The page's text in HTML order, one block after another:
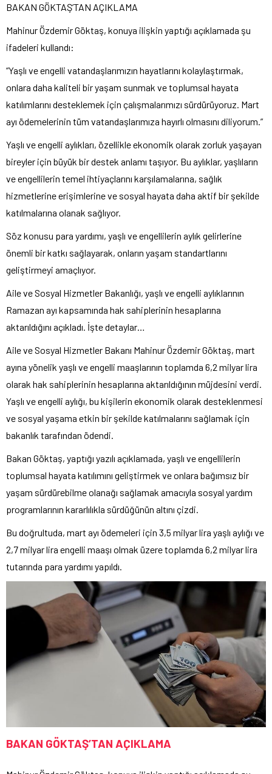
BAKAN GÖKTAŞ’TAN AÇIKLAMA
Mahinur Özdemir Göktaş, konuya ilişkin yaptığı açıklamada şu
ifadeleri kullandı:
“Yaşlı ve engelli vatandaşlarımızın hayatlarını kolaylaştırmak,
onlara daha kaliteli bir yaşam sunmak ve toplumsal hayata
katılımlarını desteklemek için çalışmalarımızı sürdürüyoruz. Mart
ayı ödemelerinin tüm vatandaşlarımıza hayırlı olmasını diliyorum.”
Yaşlı ve engelli aylıkları, özellikle ekonomik olarak zorluk yaşayan
bireyler için büyük bir destek anlamı taşıyor. Bu aylıklar, yaşlıların
ve engellilerin temel ihtiyaçlarını karşılamalarına, sağlık
hizmetlerine erişimlerine ve sosyal hayata daha aktif bir şekilde
katılmalarına olanak sağlıyor.
Söz konusu para yardımı, yaşlı ve engellilerin aylık gelirlerine
önemli bir katkı sağlayarak, onların yaşam standartlarını
geliştirmeyi amaçlıyor.
Aile ve Sosyal Hizmetler Bakanlığı, yaşlı ve engelli aylıklarının
Ramazan ayı kapsamında hak sahiplerinin hesaplarına
aktarıldığını açıkladı. İşte detaylar…
Aile ve Sosyal Hizmetler Bakanı Mahinur Özdemir Göktaş, mart
ayına yönelik yaşlı ve engelli maaşlarının toplamda 6,2 milyar lira
olarak hak sahiplerinin hesaplarına aktarıldığının müjdesini verdi.
Yaşlı ve engelli aylığı, bu kişilerin ekonomik olarak desteklenmesi
ve sosyal yaşama etkin bir şekilde katılmalarını sağlamak için
bakanlık tarafından ödendi.
Bakan Göktaş, yaptığı yazılı açıklamada, yaşlı ve engellilerin
toplumsal hayata katılımını geliştirmek ve onlara bağımsız bir
yaşam sürdürebilme olanağı sağlamak amacıyla sosyal yardım
programlarının kararlılıkla sürdüğünün altını çizdi.
Bu doğrultuda, mart ayı ödemeleri için 3,5 milyar lira yaşlı aylığı ve
2,7 milyar lira engelli maaşı olmak üzere toplamda 6,2 milyar lira
tutarında para yardımı yapıldı.
BAKAN GÖKTAŞ’TAN AÇIKLAMA